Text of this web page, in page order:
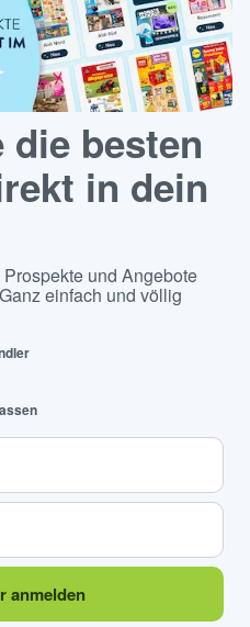
die besten
in dein
und Angebote
einfach und völlig
anmelden